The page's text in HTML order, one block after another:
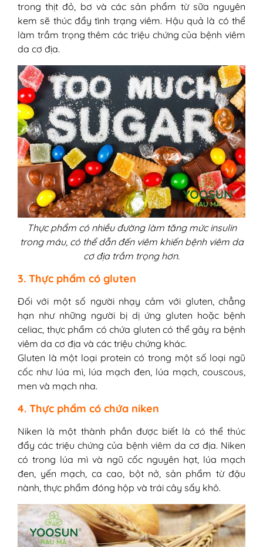
trong thịt đỏ, bơ và các sản phẩm từ sữa nguyên
kem sẽ thúc đẩy tình trạng viêm. Hậu quả là có thể
làm trầm trọng thêm các triệu chứng của bệnh viêm
da cơ địa.
Thực phẩm có nhiều đường làm tăng mức insulin
trong máu, có thể dẫn đến viêm khiến bệnh viêm da
cơ địa trầm trọng hơn.
3. Thực phẩm có gluten
Đối với một số người nhạy cảm với gluten, chẳng
hạn như những người bị dị ứng gluten hoặc bệnh
celiac, thực phẩm có chứa gluten có thể gây ra bệnh
viêm da cơ địa và các triệu chứng khác.
Gluten là một loại protein có trong một số loại ngũ
cốc như lúa mì, lúa mạch đen, lúa mạch, couscous,
men và mạch nha.
4. Thực phẩm có chứa niken
Niken là một thành phần được biết là có thể thúc
đẩy các triệu chứng của bệnh viêm da cơ địa. Niken
có trong lúa mì và ngũ cốc nguyên hạt, lúa mạch
đen, yến mạch, ca cao, bột nở, sản phẩm từ đậu
nành, thực phẩm đóng hộp và trái cây sấy khô.